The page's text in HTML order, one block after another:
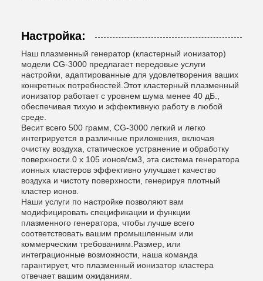
Настройка:
Наш плазменный генератор (кластерный ионизатор)
модели CG-3000 предлагает передовые услуги
настройки, адаптированные для удовлетворения ваших
конкретных потребностей.Этот кластерный плазменный
ионизатор работает с уровнем шума менее 40 дБ.,
обеспечивая тихую и эффективную работу в любой
среде.
Весит всего 500 грамм, CG-3000 легкий и легко
интегрируется в различные приложения, включая
очистку воздуха, статическое устранение и обработку
поверхности.0 x 105 ионов/см3, эта система генератора
ионных кластеров эффективно улучшает качество
воздуха и чистоту поверхности, генерируя плотный
кластер ионов.
Наши услуги по настройке позволяют вам
модифицировать спецификации и функции
плазменного генератора, чтобы лучше всего
соответствовать вашим промышленным или
коммерческим требованиям.Размер, или
интеграционные возможности, наша команда
гарантирует, что плазменный ионизатор кластера
отвечает вашим ожиданиям.